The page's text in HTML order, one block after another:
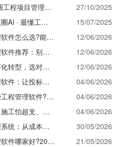
立即申请!红圈工程项目管理系统免费试用重磅开启，亲身体验智慧管理新篇章!
27/10/2025
红圈新闻｜红圈AI · 最懂工程：用智能引擎重塑工程管理新范式
15/07/2025
工程项目管理软件怎么选?能同时管住资金、成本、进度的才靠谱
12/06/2026
工程项目管理软件推荐：别等年底才知道亏了!这套系统让每一分钱都有迹可循
12/06/2026
施工企业数字化转型，选对工具比盲目上系统更重要
12/06/2026
光伏项目管理软件：让投标管理跑在竞争前面
04/06/2026
市面上有哪些工程管理软件?2026年八大主流工具深度盘点
04/06/2026
投标怕算错、施工怕超支、结算怕扯皮?这款施工成本管理系统一招全解决
04/06/2026
光伏项目管理系统：从成本失控到利润可控，老板只需做对一步
30/05/2026
市政工程管理软件哪家好?2026年精细化管理工具选型全攻略
21/05/2026